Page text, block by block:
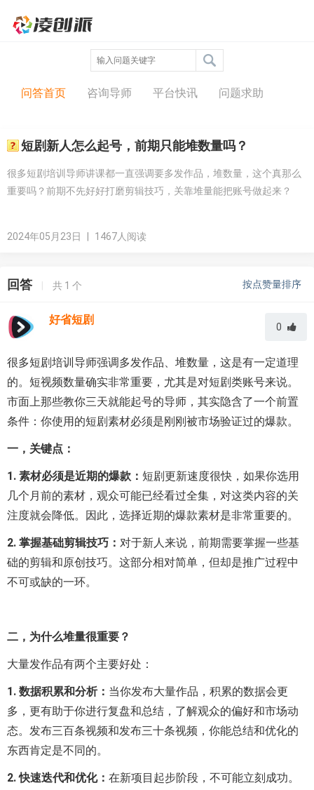
问答中心
问答首页 咨询导师 平台快讯 问题求助
短剧新人怎么起号，前期只能堆数量吗？
很多短剧培训导师讲课都一直强调要多发作品，堆数量，这个真那么
重要吗？前期不先好好打磨剪辑技巧，关靠堆量能把账号做起来？
2024年05月23日 1467人阅读
回答 | 共 1 个 按点赞量排序
好省短剧
0
很多短剧培训导师强调多发作品、堆数量，这是有一定道理
的。短视频数量确实非常重要，尤其是对短剧类账号来说。
市面上那些教你三天就能起号的导师，其实隐含了一个前置
条件：你使用的短剧素材必须是刚刚被市场验证过的爆款。
一，关键点：
1. 素材必须是近期的爆款： 短剧更新速度很快，如果你选用
几个月前的素材，观众可能已经看过全集，对这类内容的关
注度就会降低。因此，选择近期的爆款素材是非常重要的。
2. 掌握基础剪辑技巧： 对于新人来说，前期需要掌握一些基
础的剪辑和原创技巧。这部分相对简单，但却是推广过程中
不可或缺的一环。
二，为什么堆量很重要？
大量发作品有两个主要好处：
1. 数据积累和分析： 当你发布大量作品，积累的数据会更
多，更有助于你进行复盘和总结，了解观众的偏好和市场动
态。发布三百条视频和发布三十条视频，你能总结和优化的
东西肯定是不同的。
2. 快速迭代和优化： 在新项目起步阶段，不可能立刻成功。